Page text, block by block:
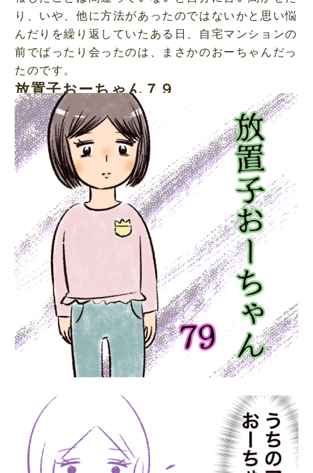
り、いや、他に方法があったのではないかと思い悩
んだりを繰り返していたある日、自宅マンションの
前でばったり会ったのは、まさかのおーちゃんだっ
たのです。
放置子おーちゃん７９